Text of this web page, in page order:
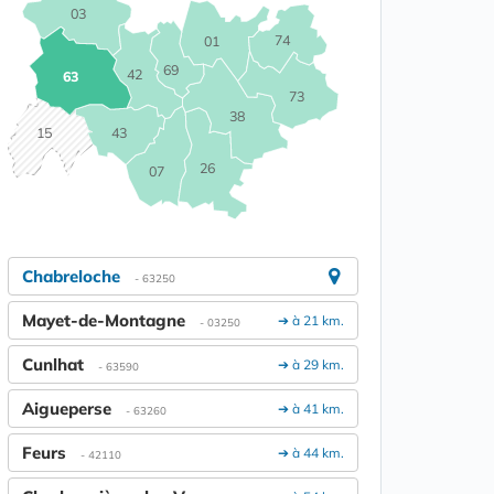
01
03
07
15
26
38
42
43
63
69
73
74
Chabreloche - 63250
➔ à 21 km.
Mayet-de-Montagne - 03250
➔ à 29 km.
Cunlhat - 63590
➔ à 41 km.
Aigueperse - 63260
➔ à 44 km.
Feurs - 42110